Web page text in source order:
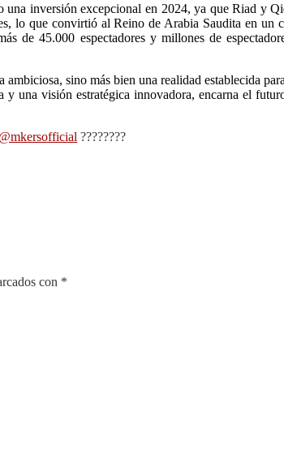
inversión excepcional en 2024, ya que Riad y
lo que convirtió al Reino de Arabia Saudita en
de 45.000 espectadores y millones de
sino más bien una realidad establecida
una visión estratégica innovadora, encarna el
@mkersofficial ????????
con *